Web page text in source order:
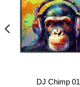
DJ Chimp 01